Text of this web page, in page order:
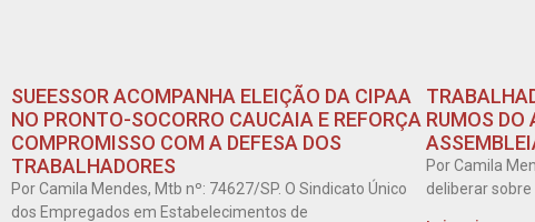
SUEESSOR ACOMPANHA ELEIÇÃO DA CIPAA
NO PRONTO-SOCORRO CAUCAIA E REFORÇA
COMPROMISSO COM A DEFESA DOS
TRABALHADORES
Por Camila Mendes, Mtb nº: 74627/SP. O Sindicato Único
dos Empregados em Estabelecimentos de
RUMOS DO
Por Camila
deliberar